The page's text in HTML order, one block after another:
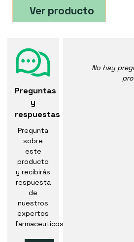
Ver producto
Preguntas
y
respuestas
Pregunta
sobre
este
producto
y recibirás
respuesta
de
nuestros
expertos
farmaceuticos
No hay